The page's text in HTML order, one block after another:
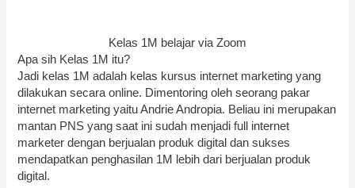
Kelas 1M belajar via Zoom
Apa sih Kelas 1M itu?
Jadi kelas 1M adalah kelas kursus internet marketing yang
dilakukan secara online. Dimentoring oleh seorang pakar
internet marketing yaitu Andrie Andropia. Beliau ini merupakan
mantan PNS yang saat ini sudah menjadi full internet
marketer dengan berjualan produk digital dan sukses
mendapatkan penghasilan 1M lebih dari berjualan produk
digital.